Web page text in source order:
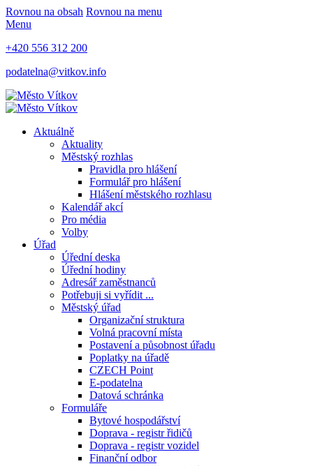
Rovnou na obsah Rovnou na menu
Menu
+420 556 312 200
podatelna@vitkov.info
Aktuálně
Aktuality
Městský rozhlas
Pravidla pro hlášení
Formulář pro hlášení
Hlášení městského rozhlasu
Kalendář akcí
Pro média
Volby
Úřad
Úřední deska
Úřední hodiny
Adresář zaměstnanců
Potřebuji si vyřídit ...
Městský úřad
Organizační struktura
Volná pracovní místa
Postavení a působnost úřadu
Poplatky na úřadě
CZECH Point
E-podatelna
Datová schránka
Formuláře
Bytové hospodářství
Doprava - registr řidičů
Doprava - registr vozidel
Finanční odbor